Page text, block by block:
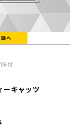
付
ーキャッツ